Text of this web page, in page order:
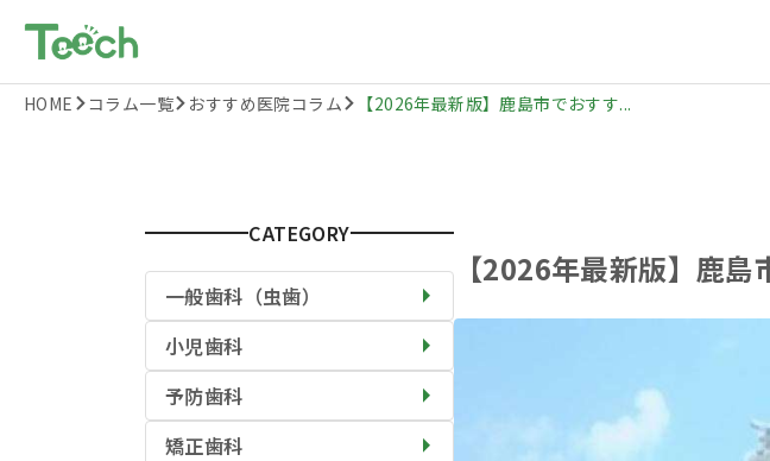
HOME コラム一覧 おすすめ医院コラム 【2026年最新版】鹿島市でおすす...
CATEGORY
一般歯科（虫歯）
小児歯科
予防歯科
矯正歯科
【2026年最新版】鹿